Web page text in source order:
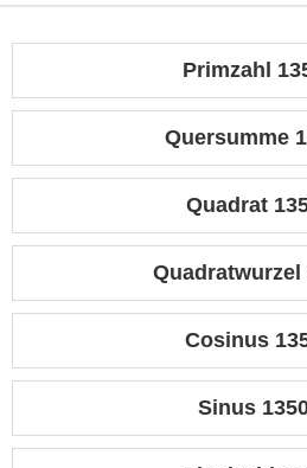
Primzahl
Quersumme
Quadrat
Quadratwurzel
Cosinus
Sinus